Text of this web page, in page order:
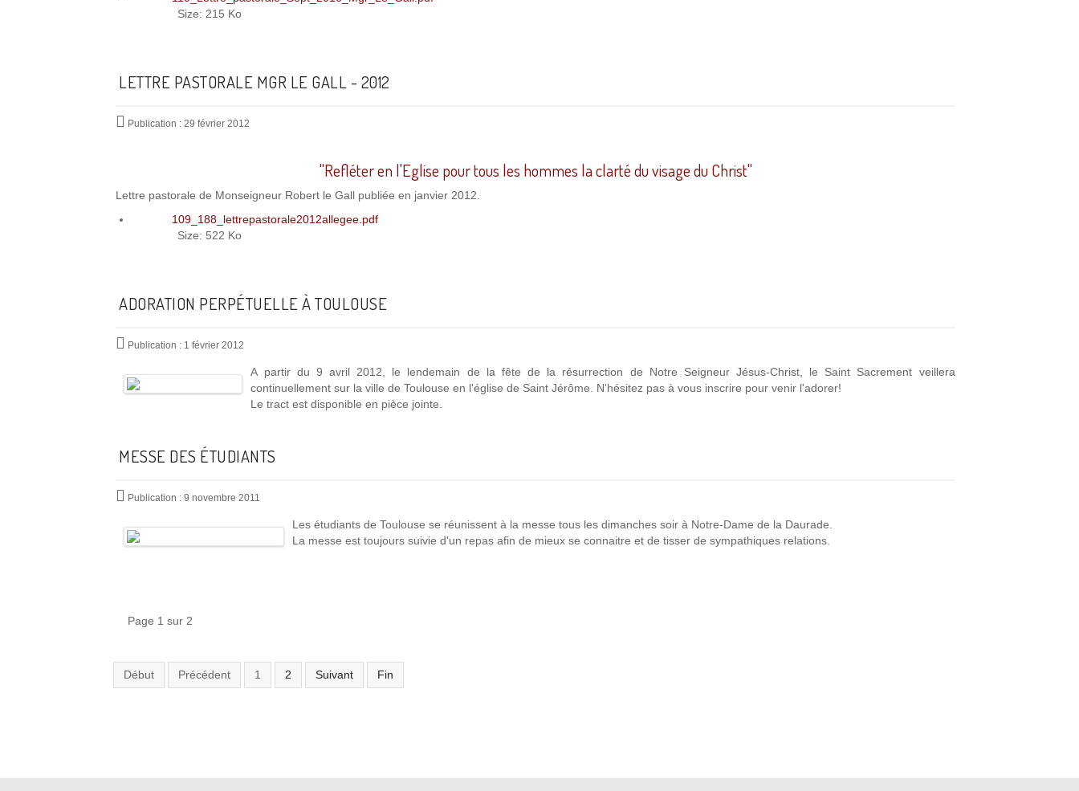
Size: 215 Ko
LETTRE PASTORALE MGR LE GALL - 2012
Publication : 29 février 2012
"Refléter en l'Eglise pour tous les hommes la clarté du visage du Christ"
Lettre pastorale de Monseigneur Robert le Gall publiée en janvier 2012.
109_188_lettrepastorale2012allegee.pdf
Size: 522 Ko
ADORATION PERPÉTUELLE À TOULOUSE
Publication : 1 février 2012
A partir du 9 avril 2012, le lendemain de la fête de la résurrection de Notre Seigneur Jésus-Christ, le Saint Sacrement veillera
continuellement sur la ville de Toulouse en l'église de Saint Jérôme. N'hésitez pas à vous inscrire pour venir l'adorer!
Le tract est disponible en pièce jointe.
MESSE DES ÉTUDIANTS
Publication : 9 novembre 2011
Les étudiants de Toulouse se réunissent à la messe tous les dimanches soir à Notre-Dame de la Daurade.
La messe est toujours suivie d'un repas afin de mieux se connaitre et de tisser de sympathiques relations.
Page 1 sur 2
Début Précédent 1 2 Suivant Fin